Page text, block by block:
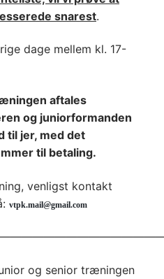
snarest.
dage mellem kl. 17-
aftales
og juniorformanden
til jer, med det
til betaling.
venligst kontakt
vtpk.mail@gmail.com
og senior træningen